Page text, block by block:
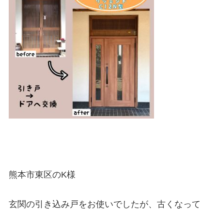
熊本市東区のK様
玄関の引き込み戸をお使いでしたが、古くなって